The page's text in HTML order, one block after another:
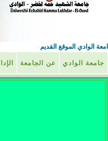
الوادي الموقغ القديم
جامعة الوادي عن الجامعة